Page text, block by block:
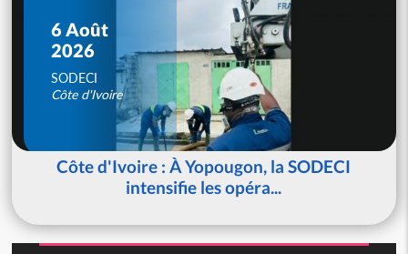
6 Août
2026
SODECI
Côte d'Ivoire
Côte d'Ivoire : À Yopougon, la SODECI
intensifie les opéra...